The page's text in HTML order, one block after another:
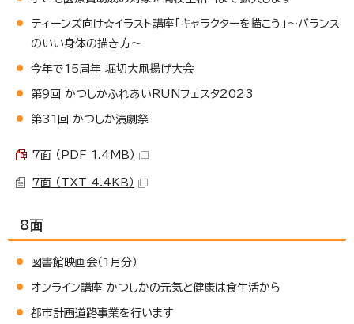
ティーンズ向け☆イラスト講座「キャラクターを描こう」～バランス
のいい身体の描き方～
今年で15周年 堀切大凧揚げ大会
第9回 かつしかふれあいRUNフェスタ2023
第31回 かつしか演劇祭
7面 （PDF 1.4MB）
7面 （TXT 4.4KB）
8面
図書館映画会（1月分）
オンライン講座 かつしかの元気と健康は食生活から
都市計画道路事業を行います